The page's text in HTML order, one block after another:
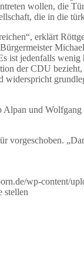
wollen, die
die in die
erklärt
ist jedenfalls
der CDU
und
wp-content/
stellen